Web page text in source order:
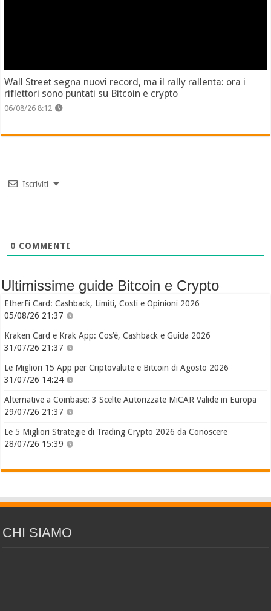
Wall Street segna nuovi record, ma il rally rallenta: ora i
riflettori sono puntati su Bitcoin e crypto
06/08/26 8:12
Iscriviti
0 COMMENTI
Ultimissime guide Bitcoin e Crypto
EtherFi Card: Cashback, Limiti, Costi e Opinioni 2026
05/08/26 21:37
Kraken Card e Krak App: Cos’è, Cashback e Guida 2026
31/07/26 21:37
Le Migliori 15 App per Criptovalute e Bitcoin di Agosto 2026
31/07/26 14:24
Alternative a Coinbase: 3 Scelte Autorizzate MiCAR Valide in Europa
29/07/26 21:37
Le 5 Migliori Strategie di Trading Crypto 2026 da Conoscere
28/07/26 15:39
CHI SIAMO